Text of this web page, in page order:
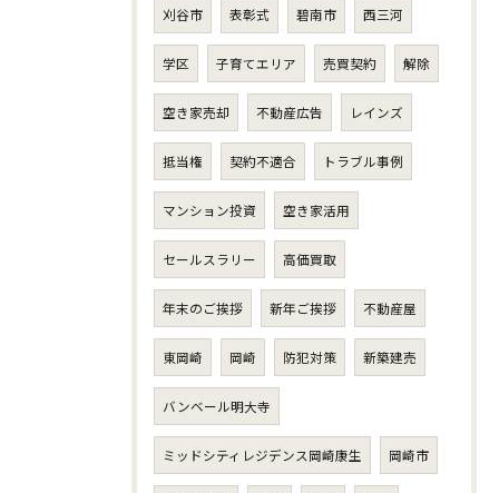
刈谷市 表彰式 碧南市 西三河
学区 子育てエリア 売買契約 解除
空き家売却 不動産広告 レインズ
抵当権 契約不適合 トラブル事例
マンション投資 空き家活用
セールスラリー 高価買取
年末のご挨拶 新年ご挨拶 不動産屋
東岡崎 岡崎 防犯対策 新築建売
バンベール明大寺
ミッドシティレジデンス岡崎康生 岡崎市